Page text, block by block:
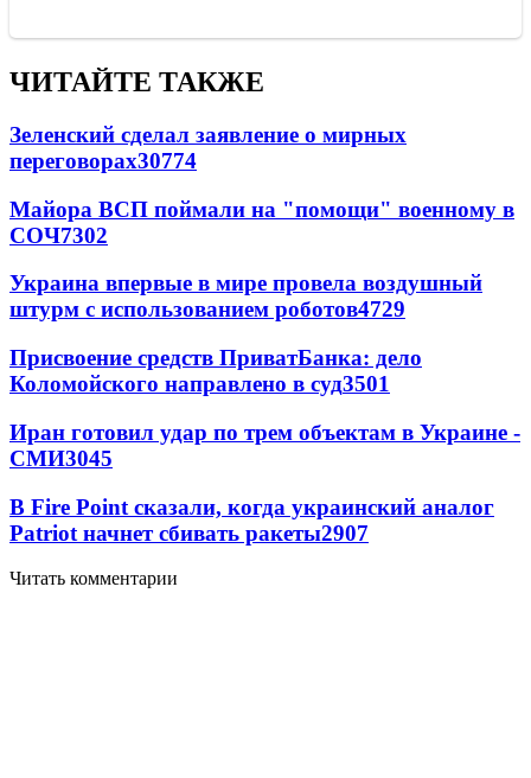
ЧИТАЙТЕ ТАКЖЕ
Зеленский сделал заявление о мирных
переговорах30774
Майора ВСП поймали на "помощи" военному в
СОЧ7302
Украина впервые в мире провела воздушный
штурм с использованием роботов4729
Присвоение средств ПриватБанка: дело
Коломойского направлено в суд3501
Иран готовил удар по трем объектам в Украине -
СМИ3045
В Fire Point сказали, когда украинский аналог
Patriot начнет сбивать ракеты2907
Читать комментарии